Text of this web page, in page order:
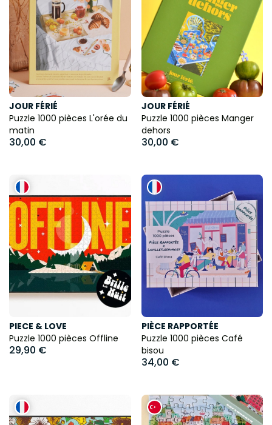
JOUR FÉRIÉ
Puzzle 1000 pièces L'orée du
matin
30,00 €
JOUR FÉRIÉ
Puzzle 1000 pièces Manger
dehors
30,00 €
PIECE & LOVE
Puzzle 1000 pièces Offline
29,90 €
PIÈCE RAPPORTÉE
Puzzle 1000 pièces Café
bisou
34,00 €